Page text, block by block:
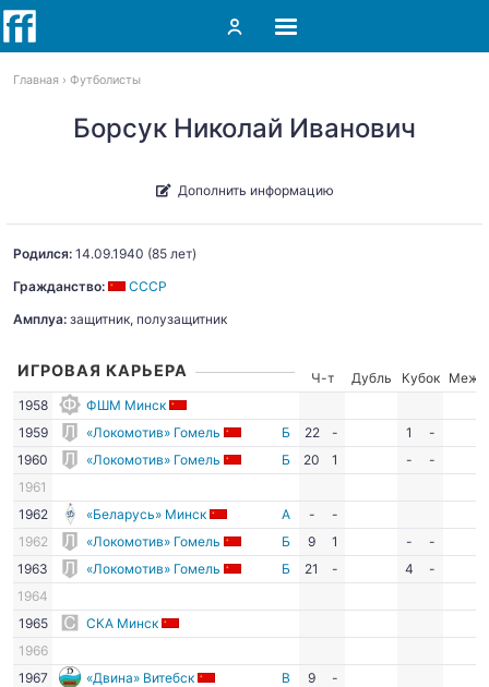
Главная Футболисты
Борсук Николай Иванович
Дополнить информацию
Родился: 14.09.1940 (85 лет)
Гражданство:
СССР
Амплуа: защитник, полузащитник
ИГРОВАЯ КАРЬЕРА Ч-т Дубль Кубок
Межд.
1958
ФШМ Минск
1959
«Локомотив» Гомель Б 22 - 1
-
1960
«Локомотив» Гомель Б 20 1 -
-
1961
1962
«Беларусь» Минск А -
-
1962
«Локомотив» Гомель Б 9 1 -
-
1963
«Локомотив» Гомель Б 21 - 4
-
1964
1965
СКА Минск
1966
1967
«Двина» Витебск В 9
-